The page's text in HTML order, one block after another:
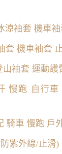
涼袖套 機車
套 機車袖套
袖套 運動護
慢跑 自行車
騎車 慢跑 戶
紫外線/止滑)